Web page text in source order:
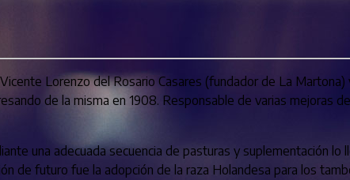
Lorenzo del Rosario Casares (fundador de La Martona)
de la misma en 1908. Responsable de varias mejoras
una adecuada secuencia de pasturas y suplementación lo
de futuro fue la adopción de la raza Holandesa para los